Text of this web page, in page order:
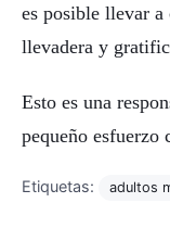
es posible llevar a
llevadera y
Esto es una
pequeño esfuerzo
Etiquetas: adultos